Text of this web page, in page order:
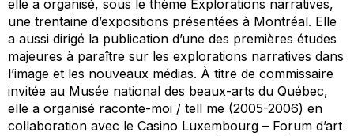
elle a organisé, sous le thème Explorations narratives,
une trentaine d’expositions présentées à Montréal. Elle
a aussi dirigé la publication d’une des premières études
majeures à paraître sur les explorations narratives dans
l’image et les nouveaux médias. À titre de commissaire
invitée au Musée national des beaux-arts du Québec,
elle a organisé raconte-moi / tell me (2005-2006) en
collaboration avec le Casino Luxembourg – Forum d’art